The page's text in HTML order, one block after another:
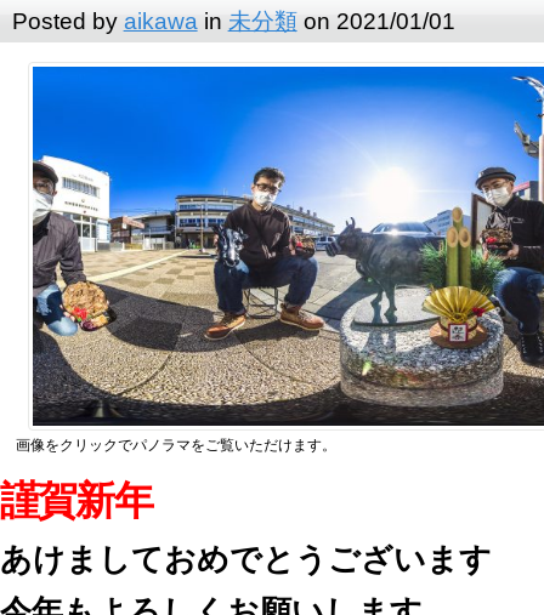
Posted by aikawain 未分類on 2021/01/01
画像をクリックでパノラマをご覧いただけます。
謹賀新年
あけましておめでとうございます